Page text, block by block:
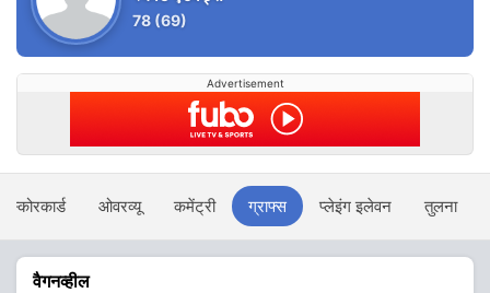
78 (69)
Advertisement
स्कोरकार्ड ओवरव्यू कमेंट्री ग्राफ्स प्लेइंग इलेवन तुलना
वैगनव्हील